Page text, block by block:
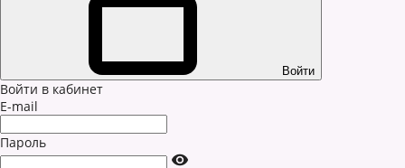
Войти
Войти в кабинет
E-mail
Пароль